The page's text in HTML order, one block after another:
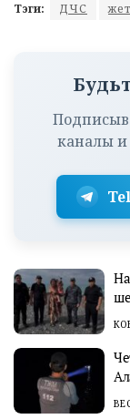
Тэги: ДЧС
каналы и